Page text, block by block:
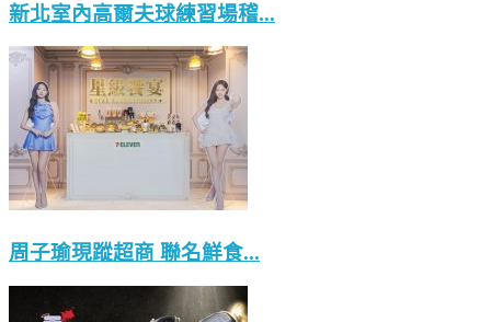
新北室內高爾夫球練習場稽...
周子瑜現蹤超商 聯名鮮食...